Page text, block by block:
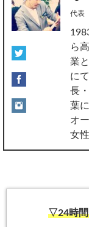
代表
ら
業
に
長
葉
オ
女
▽24時間